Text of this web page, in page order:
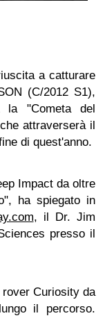
a catturare
(C/2012 S1),
la "Cometa del
attraverserà il
di quest'anno.
Impact da oltre
ha spiegato in
, il Dr. Jim
presso il
Curiosity da
il percorso.